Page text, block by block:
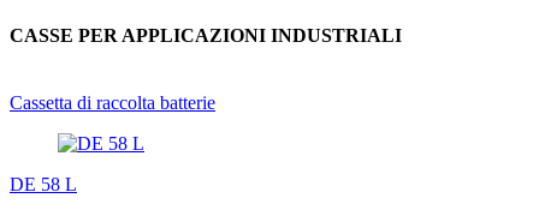
CASSE PER APPLICAZIONI INDUSTRIALI
Cassetta di raccolta batterie
DE 58 L